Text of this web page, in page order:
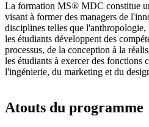
La formation MS® MDC constitue
visant à former des managers de
disciplines telles que
les étudiants développent des
processus, de la conception à la
les étudiants à exercer des fonctions
l'ingénierie, du marketing et du
Atouts du programme